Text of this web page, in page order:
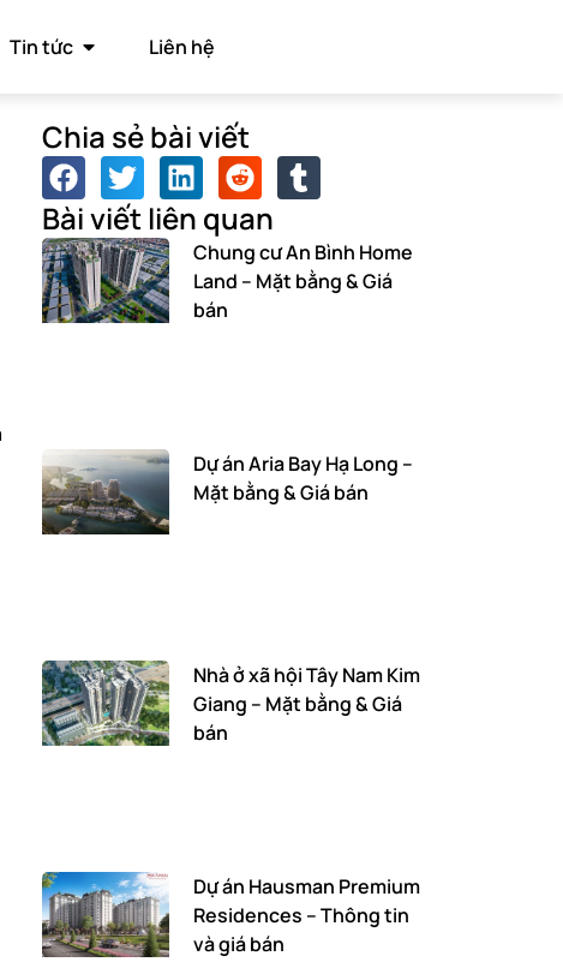
Tin tức Liên hệ
Chia sẻ bài viết
Bài viết liên quan
Chung cư An Bình Home
Land – Mặt bằng & Giá
bán
Dự án Aria Bay Hạ Long –
Mặt bằng & Giá bán
Nhà ở xã hội Tây Nam Kim
Giang – Mặt bằng & Giá
bán
Dự án Hausman Premium
Residences – Thông tin
và giá bán